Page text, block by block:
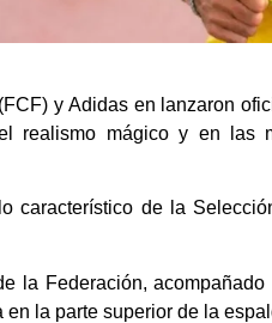
y Adidas en lanzaron
realismo mágico y en las
característico de la
la Federación,
en la parte superior de la